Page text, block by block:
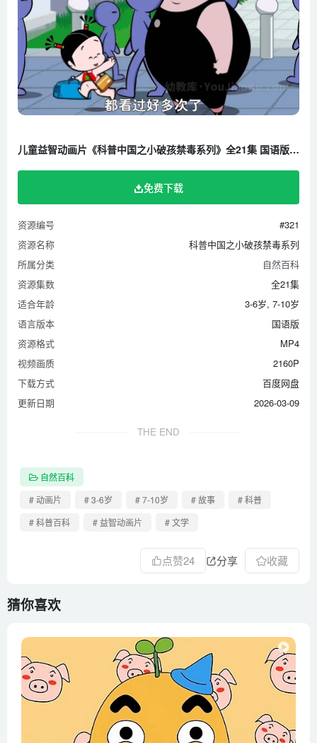
儿童益智动画片《科普中国之小破孩禁毒系列》全21集 国语版 1080P/MP4/791M 百度云网盘下载
免费下载
资源编号
#321
资源名称
科普中国之小破孩禁毒系列
所属分类
自然百科
资源集数
全21集
适合年龄
3-6岁, 7-10岁
语言版本
国语版
资源格式
MP4
视频画质
2160P
下载方式
百度网盘
更新日期
2026-03-09
THE END
自然百科
# 动画片
# 3-6岁 # 7-10岁 # 故事
# 科普
# 科普百科
# 益智动画片 # 文学
点赞24 分享 收藏
猜你喜欢